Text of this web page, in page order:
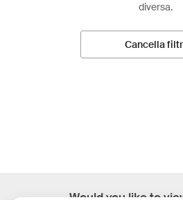
diversa.
Cancella